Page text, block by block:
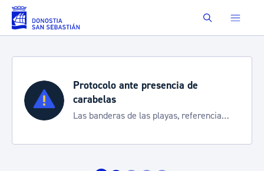
Saltar al contenido principal Buscar
Protocolo ante presencia de
carabelas
Las banderas de las playas, referencia